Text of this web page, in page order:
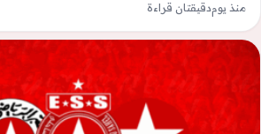
من مصانع الذخائر…
منذ يومدقيقتان قراءة